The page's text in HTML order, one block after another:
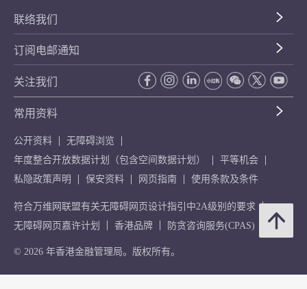
联络我们
订阅电邮通知
关注我们
常用资料
公开资料
无障碍浏览
年度整合开放数据计划（包含空间数据计划）
平等机会
私隐政策声明
保安资料 网页指南 使用条款及条件
符合万维网联盟有关无障碍网页设计指引中2A级别的要求
无障碍网页嘉许计划
香港品牌 防贪咨询服务(CPAS)
© 2026 年香港金融管理局。版权所有。